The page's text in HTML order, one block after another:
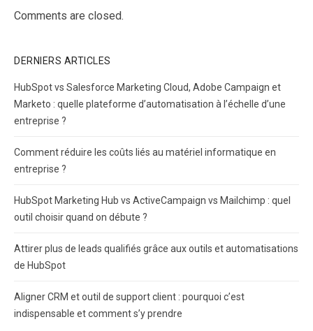
Comments are closed.
DERNIERS ARTICLES
HubSpot vs Salesforce Marketing Cloud, Adobe Campaign et
Marketo : quelle plateforme d’automatisation à l’échelle d’une
entreprise ?
Comment réduire les coûts liés au matériel informatique en
entreprise ?
HubSpot Marketing Hub vs ActiveCampaign vs Mailchimp : quel
outil choisir quand on débute ?
Attirer plus de leads qualifiés grâce aux outils et automatisations
de HubSpot
Aligner CRM et outil de support client : pourquoi c’est
indispensable et comment s’y prendre